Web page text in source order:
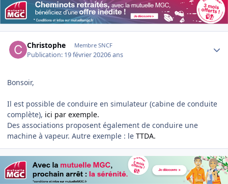
Christophe Membre SNCF
Publication: 19 février 20206 ans
Bonsoir,
Il est possible de conduire en simulateur (cabine de conduite
complète), ici par exemple.
Des associations proposent également de conduire une
machine à vapeur. Autre exemple : le TTDA.